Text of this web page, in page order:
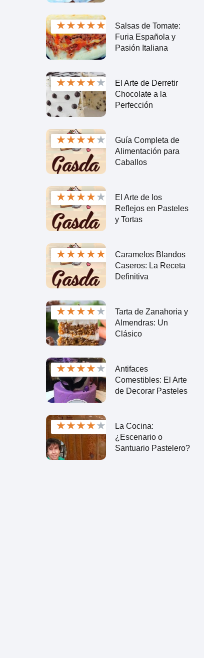
★★★★★
Salsas de Tomate:
Furia Española y
Pasión Italiana
★★★★★
El Arte de Derretir
Chocolate a la
Perfección
★★★★★
Guía Completa de
Alimentación para
Caballos
★★★★★
El Arte de los
Reflejos en Pasteles
y Tortas
★★★★★
Caramelos Blandos
Caseros: La Receta
Definitiva
★★★★★
Tarta de Zanahoria y
Almendras: Un
Clásico
★★★★★
Antifaces
Comestibles: El Arte
de Decorar Pasteles
★★★★★
La Cocina:
¿Escenario o
Santuario Pastelero?